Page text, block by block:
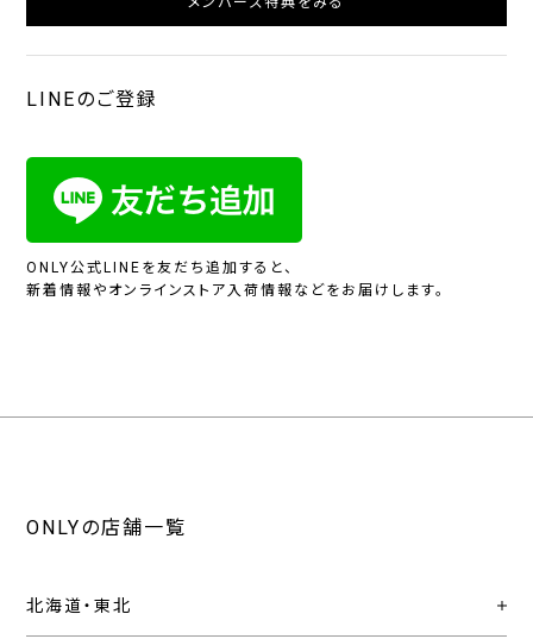
LINEのご登録
ONLY公式LINEを友だち追加すると、
新着情報やオンラインストア入荷情報などをお届けします。
ONLYの店舗一覧
北海道・東北